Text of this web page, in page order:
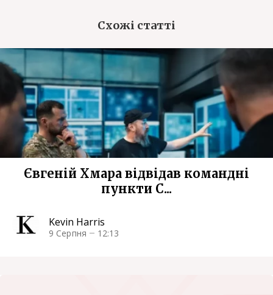
Схожі статті
Євгеній Хмара відвідав командні
пункти С...
Kevin Harris
9 Серпня 12:13